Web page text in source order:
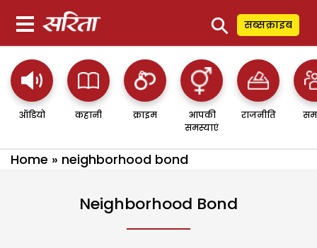
⚲ सब्सक्राइब
ऑडियो कहानी क्राइम
आपकी
समस्याएं
राजनीति
Home » neighborhood bond
Neighborhood Bond